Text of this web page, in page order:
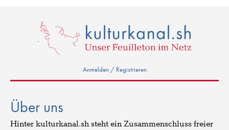
Anmelden / Registrieren
Über uns
Hinter kulturkanal.sh steht ein Zusammenschluss freier